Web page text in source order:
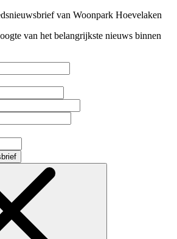
van Woonpark Hoevelaken
van het belangrijkste nieuws binnen